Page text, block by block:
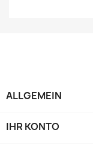
ALLGEMEIN
IHR KONTO